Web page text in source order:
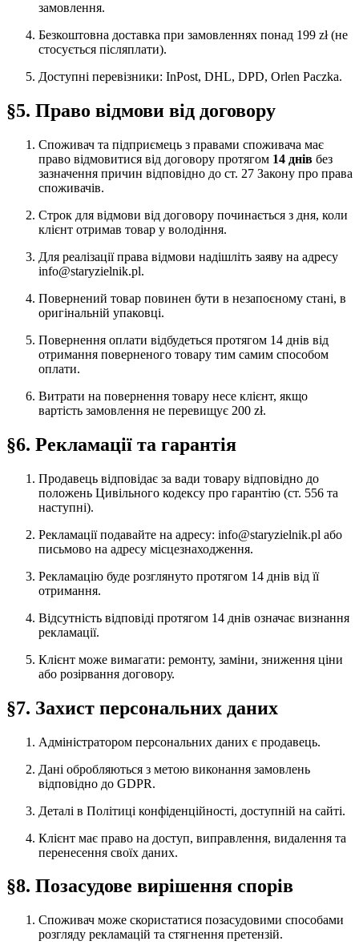
замовлення.
Безкоштовна доставка при замовленнях понад 199 zł (не
стосується післяплати).
Доступні перевізники: InPost, DHL, DPD, Orlen Paczka.
§5. Право відмови від договору
Споживач та підприємець з правами споживача має
право відмовитися від договору протягом 14 днів без
зазначення причин відповідно до ст. 27 Закону про права
споживачів.
Строк для відмови від договору починається з дня, коли
клієнт отримав товар у володіння.
Для реалізації права відмови надішліть заяву на адресу
info@staryzielnik.pl.
Повернений товар повинен бути в незапоєному стані, в
оригінальній упаковці.
Повернення оплати відбудеться протягом 14 днів від
отримання поверненого товару тим самим способом
оплати.
Витрати на повернення товару несе клієнт, якщо
вартість замовлення не перевищує 200 zł.
§6. Рекламації та гарантія
Продавець відповідає за вади товару відповідно до
положень Цивільного кодексу про гарантію (ст. 556 та
наступні).
Рекламації подавайте на адресу: info@staryzielnik.pl або
письмово на адресу місцезнаходження.
Рекламацію буде розглянуто протягом 14 днів від її
отримання.
Відсутність відповіді протягом 14 днів означає визнання
рекламації.
Клієнт може вимагати: ремонту, заміни, зниження ціни
або розірвання договору.
§7. Захист персональних даних
Адміністратором персональних даних є продавець.
Дані обробляються з метою виконання замовлень
відповідно до GDPR.
Деталі в Політиці конфіденційності, доступній на сайті.
Клієнт має право на доступ, виправлення, видалення та
перенесення своїх даних.
§8. Позасудове вирішення спорів
Споживач може скористатися позасудовими способами
розгляду рекламацій та стягнення претензій.